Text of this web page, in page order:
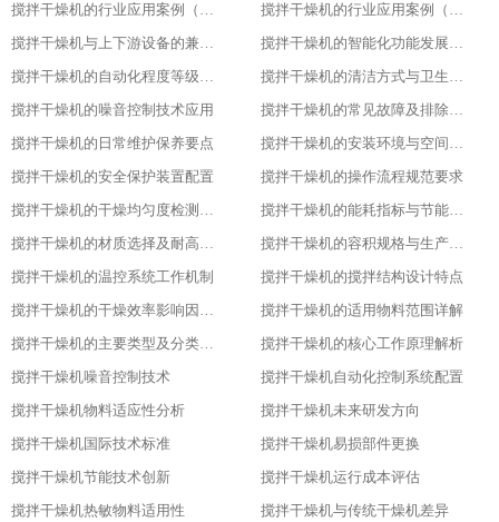
搅拌干燥机的行业应用案例（食品行业）
搅拌干燥机的行业应用案例（塑料行业）​
搅拌干燥机与上下游设备的兼容适配​
搅拌干燥机的智能化功能发展趋势​
搅拌干燥机的自动化程度等级划分​
搅拌干燥机的清洁方式与卫生标准
搅拌干燥机的噪音控制技术应用​
搅拌干燥机的常见故障及排除方法​
搅拌干燥机的日常维护保养要点​
搅拌干燥机的安装环境与空间要求​
搅拌干燥机的安全保护装置配置​
搅拌干燥机的操作流程规范要求​
搅拌干燥机的干燥均匀度检测方法​
搅拌干燥机的能耗指标与节能设计​
搅拌干燥机的材质选择及耐高温性能​
搅拌干燥机的容积规格与生产需求匹配​
搅拌干燥机的温控系统工作机制
搅拌干燥机的搅拌结构设计特点​
搅拌干燥机的干燥效率影响因素分析​
搅拌干燥机的适用物料范围详解​
搅拌干燥机的主要类型及分类标准​
搅拌干燥机的核心工作原理解析​
搅拌干燥机噪音控制技术
搅拌干燥机自动化控制系统配置
搅拌干燥机物料适应性分析
搅拌干燥机未来研发方向
搅拌干燥机国际技术标准
搅拌干燥机易损部件更换
搅拌干燥机节能技术创新
搅拌干燥机运行成本评估
搅拌干燥机热敏物料适用性
搅拌干燥机与传统干燥机差异